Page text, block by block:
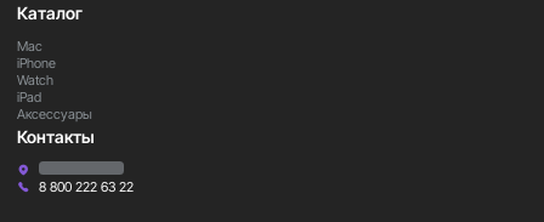
Каталог
Mac
iPhone
Watch
iPad
Аксессуары
Контакты
8 800 222 63 22